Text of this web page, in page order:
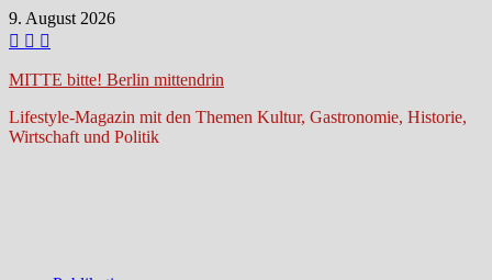
Zum
Inhalt
9. August 2026
MITTE bitte! Berlin mittendrin
Lifestyle-Magazin mit den Themen Kultur, Gastronomie, Historie,
Wirtschaft und Politik